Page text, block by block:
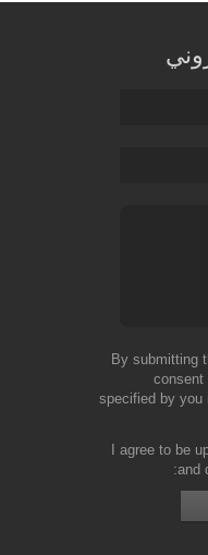
By submitting
consent
specified by you
I agree to be
and